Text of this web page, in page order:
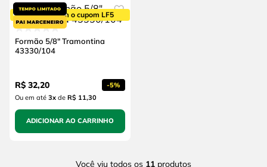
5% OFF com o cupom LF5
Formão 5/8" Tramontina
43330/104
R$ 32,20 -5%
Ou em até 3xde R$ 11,30
ADICIONAR AO CARRINHO
Você viu todos os 11 produtos